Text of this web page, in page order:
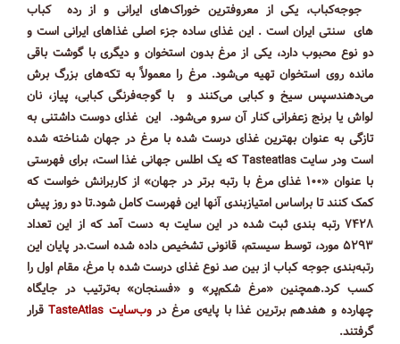
جوجه‌کباب، یکی از معروفترین خوراک‌های ایرانی و از رده کباب
های سنتی ایران است . این غذای ساده جزء اصلی غذاهای ایرانی است و
دو نوع محبوب دارد، یکی از مرغ بدون استخوان و دیگری با گوشت باقی
مانده روی استخوان تهیه می‌شود. مرغ را معمولاً به تکه‌های بزرگ برش
می‌دهندسپس سیخ و کبابی می‌کنند و با گوجه‌فرنگی کبابی، پیاز، نان
لواش یا برنج زعفرانی کنار آن سرو می‌شود. این غذای دوست داشتنی به
تازگی به عنوان بهترین غذای درست شده با مرغ در‌ جهان شناخته شده
است ودر سایت Tasteatlas که یک اطلس جهانی غذا است، برای فهرستی
با عنوان «۱۰۰ غذای مرغ با رتبه برتر در جهان» از کاربرانش خواست که
کمک کنند تا براساس امتیازبندی آنها این فهرست کامل شود.تا دو روز پیش
۷۴۲۸ رتبه بندی ثبت شده در این سایت به دست آمد که از این تعداد
۵۲۹۳ مورد، توسط سیستم، قانونی تشخیص داده شده است.در پایان این
رتبه‌بندی جوجه کباب از بین صد نوع غذای درست شده با مرغ، مقام اول را
کسب کرد.همچنین «مرغ شکم‌پر» و «فسنجان» به‌‌ترتیب در جایگاه
چهارده و هفدهم برترین غذا با پایه‌ی مرغ دروب‌سایت TasteAtlas
قرار
گرفتند.